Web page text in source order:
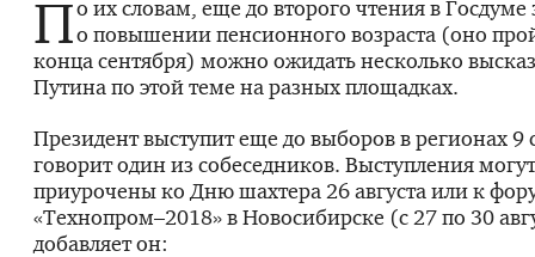
По их словам, еще до второго чтения в Госдуме
о повышении пенсионного возраста (оно
конца сентября) можно ожидать несколько
Путина по этой теме на разных площадках.
Президент выступит еще до выборов в регионах 9
говорит один из собеседников. Выступления
приурочены ко Дню шахтера 26 августа или к
«Технопром–2018» в Новосибирске (с 27 по 30
добавляет он: